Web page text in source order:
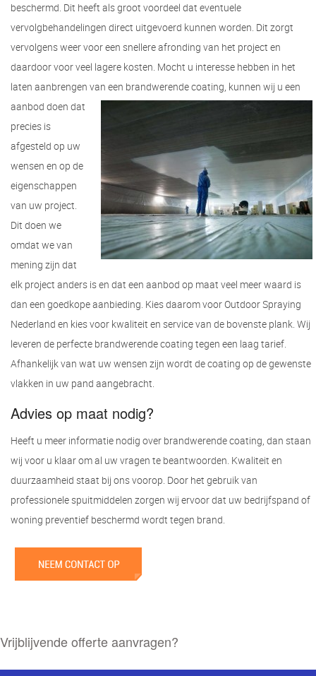
beschermd. Dit heeft als groot voordeel dat eventuele
vervolgbehandelingen direct uitgevoerd kunnen worden. Dit zorgt
vervolgens weer voor een snellere afronding van het project en
daardoor voor veel lagere kosten. Mocht u interesse hebben in het
laten aanbrengen van een brandwerende coating, kunnen wij u een
aanbod doen dat
precies is
afgesteld op uw
wensen en op de
eigenschappen
van uw project.
Dit doen we
omdat we van
mening zijn dat
elk project anders is en dat een aanbod op maat veel meer waard is
dan een goedkope aanbieding. Kies daarom voor Outdoor Spraying
Nederland en kies voor kwaliteit en service van de bovenste plank. Wij
leveren de perfecte brandwerende coating tegen een laag tarief.
Afhankelijk van wat uw wensen zijn wordt de coating op de gewenste
vlakken in uw pand aangebracht.
Advies op maat nodig?
Heeft u meer informatie nodig over brandwerende coating, dan staan
wij voor u klaar om al uw vragen te beantwoorden. Kwaliteit en
duurzaamheid staat bij ons voorop. Door het gebruik van
professionele spuitmiddelen zorgen wij ervoor dat uw bedrijfspand of
woning preventief beschermd wordt tegen brand.
Vrijblijvende offerte aanvragen?